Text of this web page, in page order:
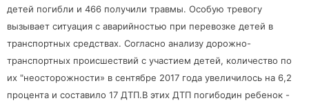
детей погибли и 466 получили травмы. Особую тревогу
вызывает ситуация с аварийностью при перевозке детей в
транспортных средствах. Согласно анализу дорожно-
транспортных происшествий с участием детей, количество по
их "неосторожности» в сентябре 2017 года увеличилось на 6,2
процента и составило 17 ДТП.В этих ДТП погибодин ребенок -